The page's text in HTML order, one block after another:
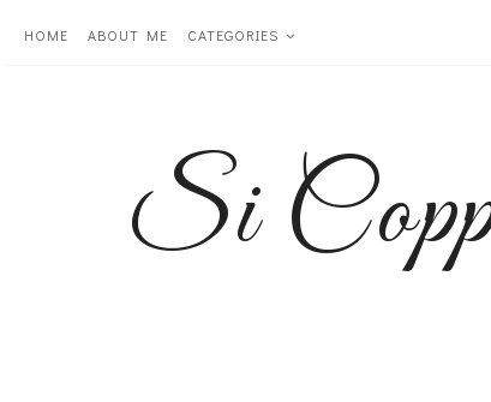
HOME ABOUT ME CATEGORIES
Si